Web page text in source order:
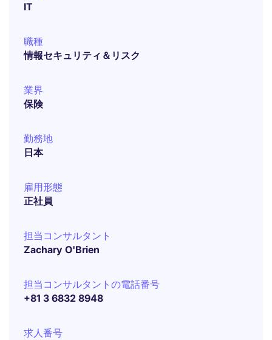
IT
職種
情報セキュリティ＆リスク
業界
保険
勤務地
日本
雇用形態
正社員
担当コンサルタント
Zachary O'Brien
担当コンサルタントの電話番号
+81 3 6832 8948
求人番号